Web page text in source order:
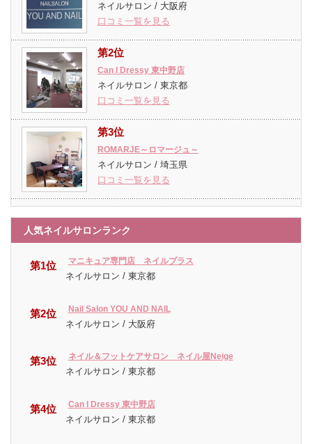
ネイルサロン / 大阪府
口コミ一覧を見る
第2位
Can I Dressy 東中野店
ネイルサロン / 東京都
口コミ一覧を見る
第3位
ROMARJE～ロマージュ～
ネイルサロン / 埼玉県
口コミ一覧を見る
人気ネイルサロンランク
第1位 マニキュア専門店 ネイルプラス
ネイルサロン / 東京都
第2位 Nail Salon YOU AND NAIL
ネイルサロン / 大阪府
第3位 ネイル＆フットケアサロン ネイル屋Neige
ネイルサロン / 東京都
第4位 Can I Dressy 東中野店
ネイルサロン / 東京都